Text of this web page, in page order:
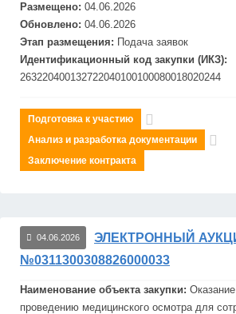
Размещено: 04.06.2026
Обновлено: 04.06.2026
Этап размещения: Подача заявок
Идентификационный код закупки (ИКЗ):
263220400132722040100100080018020244
Подготовка к участию
Анализ и разработка документации
Заключение контракта
04.06.2026
ЭЛЕКТРОННЫЙ
№0311300308826000033
Наименование объекта закупки:
проведению медицинского осмотра для